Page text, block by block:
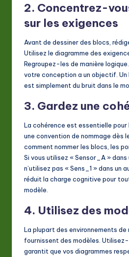
2. Concentrez-
sur les exigences
Avant de dessiner des blocs,
Utilisez le diagramme des
Regroupez-les de manière
votre conception a un objectif. Un
est simplement du bruit dans le
3. Gardez une
La cohérence est essentielle
une convention de nommage dès
comment nommer les blocs, les
Si vous utilisez « Sensor_A » dans
n’utilisez pas « Sens_1 » dans un
réduit la charge cognitive pour
modèle.
4. Utilisez des
La plupart des environnements de
fournissent des modèles. Utilisez-
garantit que vos diagrammes